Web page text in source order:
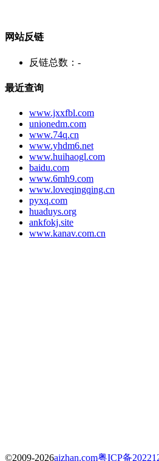
网站反链
反链总数： -
最近查询
www.jxxfbl.com
unionedm.com
www.74q.cn
www.yhdm6.net
www.huihaogl.com
baidu.com
www.6mh9.com
www.loveqingqing.cn
pyxq.com
huaduys.org
ankfokj.site
www.kanav.com.cn
©2009-2026aizhan.com粤ICP备